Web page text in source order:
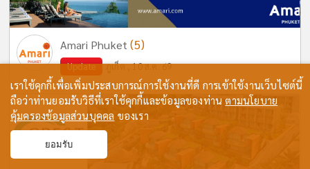
Amari Phuket(5)
Update ภูเก็ต , 10 ส.ค. 69
เราใช้คุกกี้เพื่อเพิ่มประสบการณ์การใช้งานที่ดี การเข้าใช้งานเว็บไซต์นี้
ถือว่าท่านยอมรับวิธีที่เราใช้คุกกี้และข้อมูลของท่านตามนโยบาย
คุ้มครองข้อมูลส่วนบุคคล ของเรา
ยอมรับ